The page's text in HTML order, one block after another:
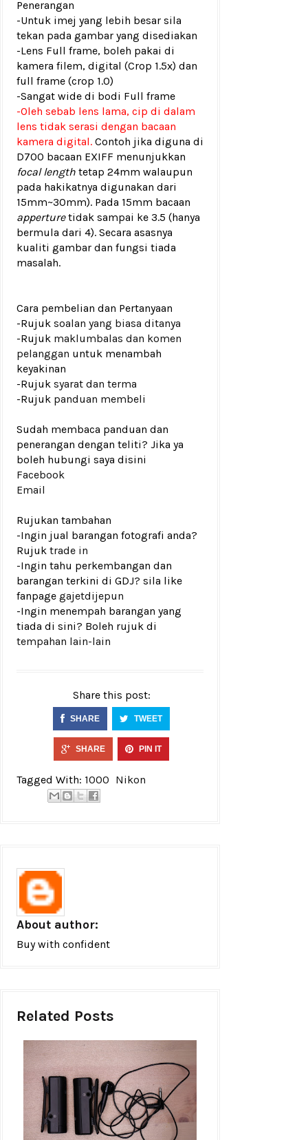
Penerangan
-Untuk imej yang lebih besar sila
tekan pada gambar yang disediakan
-Lens Full frame, boleh pakai di
kamera filem, digital (Crop 1.5x) dan
full frame (crop 1.0)
-Sangat wide di bodi Full frame
-Oleh sebab lens lama, cip di dalam
lens tidak serasi dengan bacaan
kamera digital. Contoh jika diguna di
D700 bacaan EXIFF menunjukkan
focal length tetap 24mm walaupun
pada hakikatnya digunakan dari
15mm~30mm). Pada 15mm bacaan
apperturetidak sampai ke 3.5 (hanya
bermula dari 4). Secara asasnya
kualiti gambar dan fungsi tiada
masalah.
Cara pembelian dan Pertanyaan
-Rujuk soalan yang biasa ditanya
-Rujuk maklumbalas dan komen
pelanggan untuk menambah
keyakinan
-Rujuk syarat dan terma
-Rujuk panduan membeli
Sudah membaca panduan dan
penerangan dengan teliti? Jika ya
boleh hubungi saya disini
Facebook
Email
Rujukan tambahan
-Ingin jual barangan fotografi anda?
Rujuk trade in
-Ingin tahu perkembangan dan
barangan terkini di GDJ? sila like
fanpage gajetdijepun
-Ingin menempah barangan yang
tiada di sini? Boleh rujuk di
tempahan lain-lain
Share this post:
SHARE TWEET
SHARE PIN IT
Tagged With: 1000 Nikon
About author:
Buy with confident
Related Posts